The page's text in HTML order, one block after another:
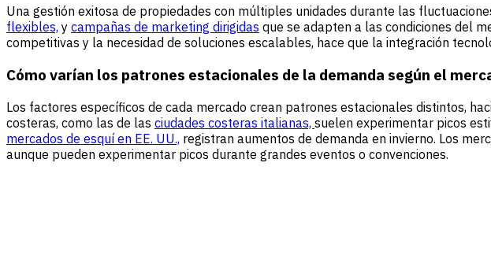
Una gestión exitosa de propiedades con múltiples unidades durante las
flexibles, y campañas de marketing dirigidas que se adapten a las condiciones del
competitivas y la necesidad de soluciones escalables, hace que la integración
Cómo varían los patrones estacionales de la demanda según el
Los factores específicos de cada mercado crean patrones estacionales distintos,
costeras, como las de las ciudades costeras italianas, suelen experimentar picos
mercados de esquí en EE. UU., registran aumentos de demanda en invierno. Los
aunque pueden experimentar picos durante grandes eventos o convenciones.